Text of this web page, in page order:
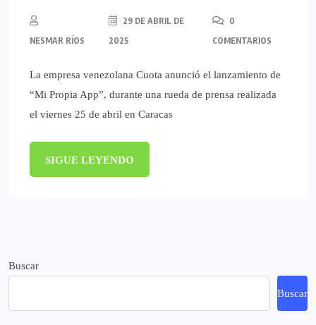
NESMAR RÍOS
29 DE ABRIL DE
2025
0
COMENTARIOS
La empresa venezolana Cuota anunció el lanzamiento de
“Mi Propia App”, durante una rueda de prensa realizada
el viernes 25 de abril en Caracas
SIGUE LEYENDO
Buscar
Buscar